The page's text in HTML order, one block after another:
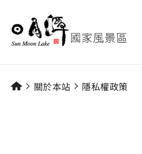
關於本站 隱私權政策